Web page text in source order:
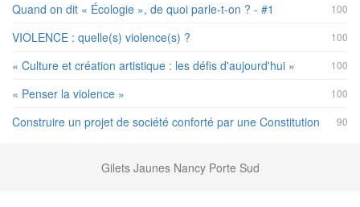
100
Quand on dit « Écologie », de quoi parle-t-on ? - #1
100
VIOLENCE : quelle(s) violence(s) ?
100
« Culture et création artistique : les défis d'aujourd'hui »
100
« Penser la violence »
90
Construire un projet de société conforté par une Constitution
Gilets Jaunes Nancy Porte Sud